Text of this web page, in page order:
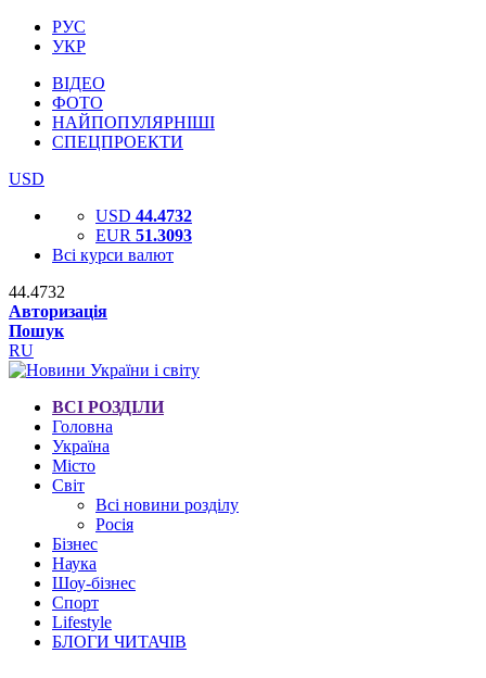
РУС
УКР
ВІДЕО
ФОТО
НАЙПОПУЛЯРНІШІ
СПЕЦПРОЕКТИ
USD
USD 44.4732
EUR 51.3093
Всі курси валют
44.4732
Авторизація
Пошук
RU
ВСІ РОЗДІЛИ
Головна
Україна
Місто
Світ
Всі новини розділу
Росія
Бізнес
Наука
Шоу-бізнес
Спорт
Lifestyle
БЛОГИ ЧИТАЧІВ